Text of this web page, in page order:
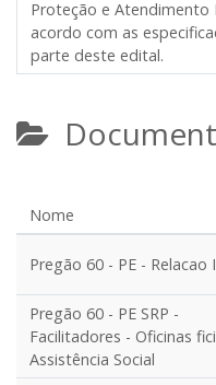
Proteção e Atendimento
acordo com as
parte deste edital.
Nome
Pregão 60 - PE - Relacao
Pregão 60 - PE SRP -
Facilitadores - Oficinas
Assistência Social